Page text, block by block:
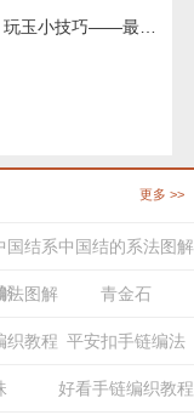
更多 >>
国结系中国结的系法图解
法图解 青金石
织教程 平安扣手链编法
好看手链编织教程